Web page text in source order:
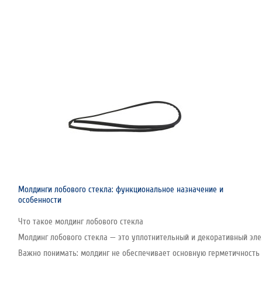
Молдинги лобового стекла: функциональное назначение и
особенности
Что такое молдинг лобового стекла
Молдинг лобового стекла — это уплотнительный и декоративный
Важно понимать: молдинг не обеспечивает основную